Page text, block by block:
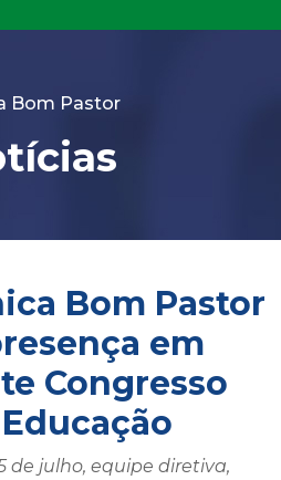
Bom Pastor
Bom Pastor
em
Congresso
de julho, equipe diretiva,